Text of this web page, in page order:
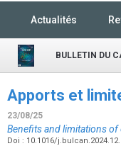
Actualités
BULLETIN DU
Apports et
23/08/25
Benefits and limitations
Doi : 10.1016/